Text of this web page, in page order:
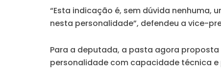
“Esta indicação é, sem dúvida nenhuma,
nesta personalidade”, defendeu a vice-
Para a deputada, a pasta agora proposta
personalidade com capacidade técnica